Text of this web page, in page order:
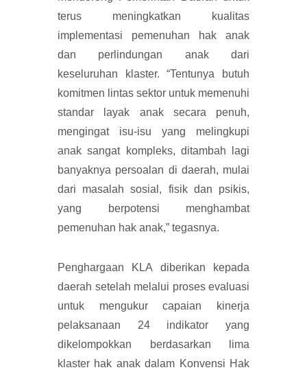
terus meningkatkan kualitas
implementasi pemenuhan hak anak
dan perlindungan anak dari
keseluruhan klaster. “Tentunya butuh
komitmen lintas sektor untuk memenuhi
standar layak anak secara penuh,
mengingat isu-isu yang melingkupi
anak sangat kompleks, ditambah lagi
banyaknya persoalan di daerah, mulai
dari masalah sosial, fisik dan psikis,
yang berpotensi menghambat
pemenuhan hak anak,” tegasnya.
Penghargaan KLA diberikan kepada
daerah setelah melalui proses evaluasi
untuk mengukur capaian kinerja
pelaksanaan 24 indikator yang
dikelompokkan berdasarkan lima
klaster hak anak dalam Konvensi Hak